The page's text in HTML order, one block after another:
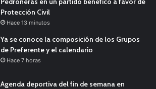
Protección Civil
Hace 13 minutos
Ya se conoce la composición de los Grupos
de Preferente y el calendario
Hace 7 horas
Agenda deportiva del fin de semana en